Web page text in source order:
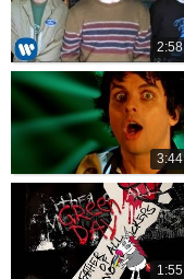
2:58
3:44
1:55